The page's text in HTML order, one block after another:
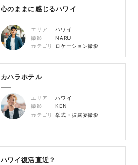
心のままに感じるハワイ
エリア
ハワイ
撮影
NARU
カテゴリ
ロケーション撮影
カハラホテル
エリア
ハワイ
撮影
KEN
カテゴリ
挙式・披露宴撮影
ハワイ復活直近？